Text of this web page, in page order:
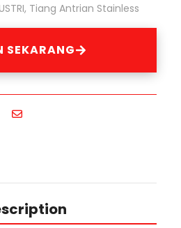
, Tiang Antrian Stainless
SEKARANG